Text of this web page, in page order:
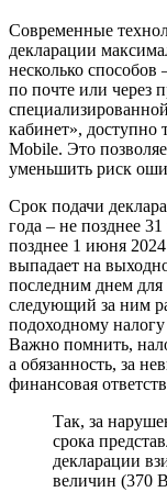
Современные
декларации
несколько
по почте или через
кабинет»,
Mobile. Это
уменьшить риск
Срок подачи
года – не позднее
позднее 1 июня
выпадает на
последним днем для
следующий за ним
подоходному
Важно помнить,
а обязанность, за
финансовая
Так, за
срока
декларации
величин (370